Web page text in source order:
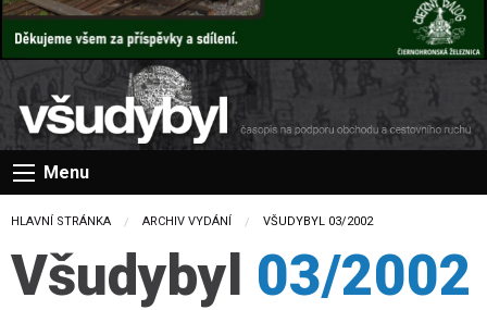
Menu
HLAVNÍ STRÁNKA ARCHIV VYDÁNÍ CURRENT:
VŠUDYBYL 03/2002
Všudybyl 03/2002